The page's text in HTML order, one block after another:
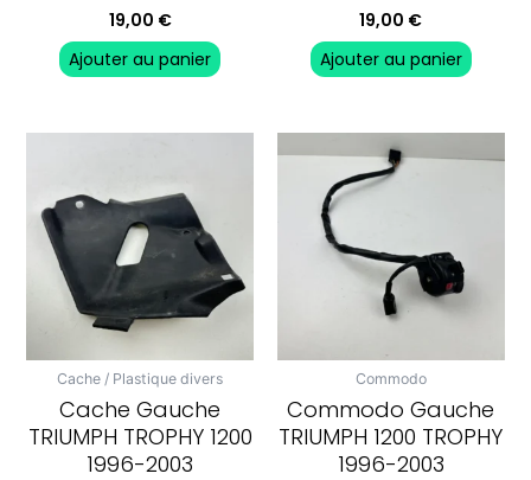
19,00 €
Ajouter au panier
19,00 €
Ajouter au panier
Cache / Plastique divers
Cache Gauche
TRIUMPH TROPHY 1200
1996-2003
Commodo
Commodo Gauche
TRIUMPH 1200 TROPHY
1996-2003